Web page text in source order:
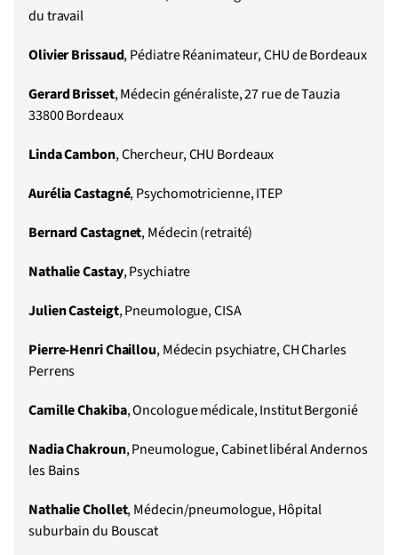
du travail
OlivierBrissaud, Pédiatre Réanimateur, CHU de Bordeaux
GerardBrisset, Médecin généraliste, 27 rue de Tauzia
33800 Bordeaux
Linda Cambon, Chercheur, CHU Bordeaux
Aurélia Castagné, Psychomotricienne, ITEP
Bernard Castagnet, Médecin (retraité)
Nathalie Castay, Psychiatre
Julien Casteigt, Pneumologue, CISA
Pierre-Henri Chaillou, Médecin psychiatre, CH Charles
Perrens
Camille Chakiba, Oncologue médicale, Institut Bergonié
Nadia Chakroun, Pneumologue, Cabinet libéral Andernos
les Bains
Nathalie Chollet, Médecin/pneumologue, Hôpital
suburbain du Bouscat